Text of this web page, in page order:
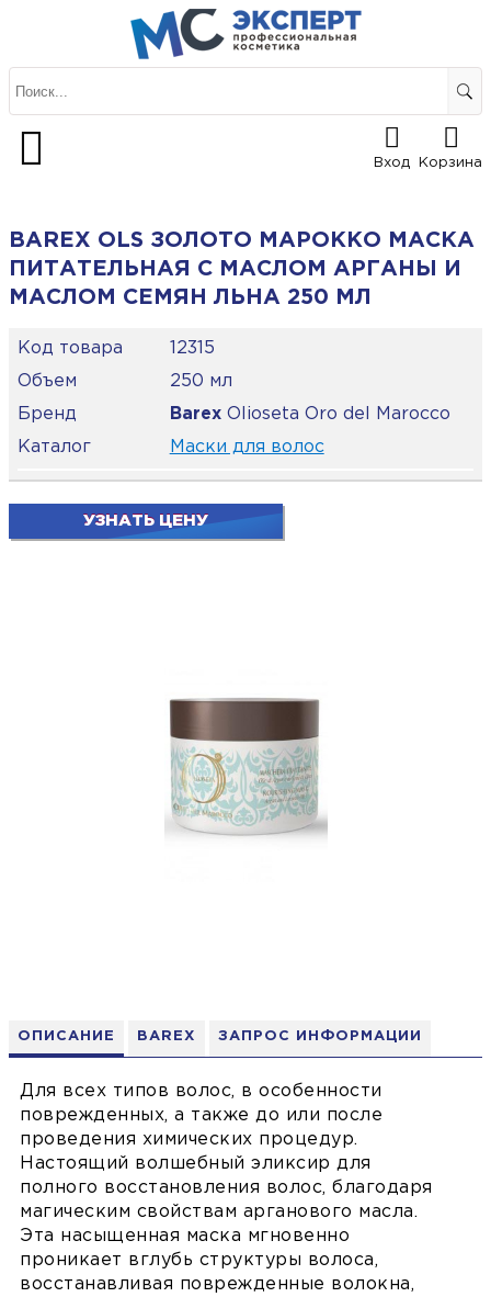
Вход Корзина
ОПИСАНИЕ BAREX ЗАПРОС ИНФОРМАЦИИ
Для всех типов волос, в особенности
поврежденных, а также до или после
проведения химических процедур.
Настоящий волшебный эликсир для
полного восстановления волос, благодаря
магическим свойствам арганового масла.
Эта насыщенная маска мгновенно
проникает вглубь структуры волоса,
восстанавливая поврежденные волокна,
BAREX OLS ЗОЛОТО МАРОККО МАСКА
ПИТАТЕЛЬНАЯ С МАСЛОМ АРГАНЫ И
МАСЛОМ СЕМЯН ЛЬНА 250 МЛ
Код товара
12315
Объем
250 мл
Бренд
BarexOlioseta Oro del Marocco
Каталог
Маски для волос
УЗНАТЬ ЦЕНУ